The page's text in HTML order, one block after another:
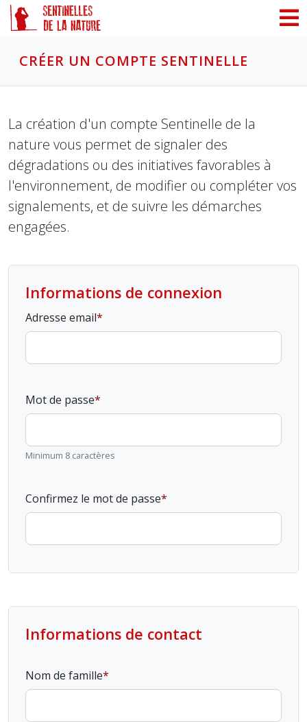
CRÉER UN COMPTE SENTINELLE
La création d'un compte Sentinelle de la
nature vous permet de signaler des
dégradations ou des initiatives favorables à
l'environnement, de modifier ou compléter vos
signalements, et de suivre les démarches
engagées.
Informations de connexion
Adresse email
Mot de passe
Minimum 8 caractères
Confirmez le mot de passe
Informations de contact
Nom de famille
Panneau de gestion des cookies